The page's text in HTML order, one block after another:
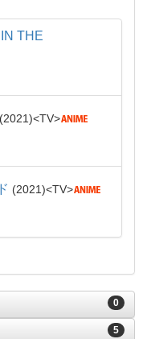
THE
2021 TV
2021 TV
0
5